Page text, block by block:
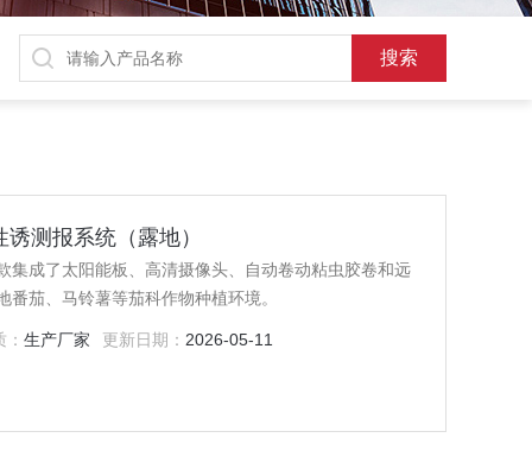
测报系统（露地）
集成了太阳能板、高清摄像头、自动卷动粘虫胶卷和远
茄、马铃薯等茄科作物种植环境。
：生产厂家 更新日期： 2026-05-11